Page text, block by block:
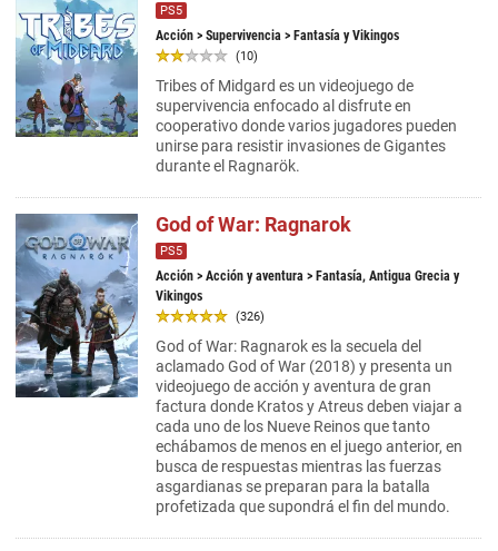
PS5
Acción > Supervivencia > Fantasía y Vikingos
(10)
Tribes of Midgard es un videojuego de
supervivencia enfocado al disfrute en
cooperativo donde varios jugadores pueden
unirse para resistir invasiones de Gigantes
durante el Ragnarök.
God of War: Ragnarok
PS5
Acción > Acción y aventura > Fantasía, Antigua Grecia y
Vikingos
(326)
God of War: Ragnarok es la secuela del
aclamado God of War (2018) y presenta un
videojuego de acción y aventura de gran
factura donde Kratos y Atreus deben viajar a
cada uno de los Nueve Reinos que tanto
echábamos de menos en el juego anterior, en
busca de respuestas mientras las fuerzas
asgardianas se preparan para la batalla
profetizada que supondrá el fin del mundo.